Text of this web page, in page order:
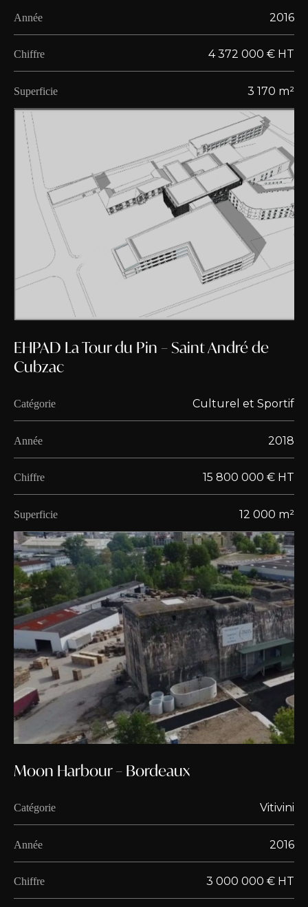
Année 2016
Chiffre 4 372 000 € HT
Superficie 3 170 m²
EHPAD La Tour du Pin – Saint André de
Cubzac
Catégorie Culturel et Sportif
Année 2018
Chiffre 15 800 000 € HT
Superficie 12 000 m²
Moon Harbour – Bordeaux
Catégorie Vitivini
Année 2016
Chiffre 3 000 000 € HT